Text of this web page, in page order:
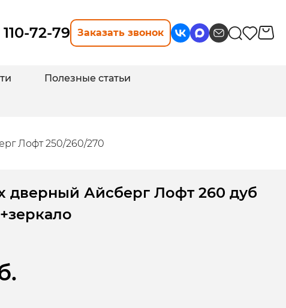
72-79 Заказать звонок
Полезные статьи
Лофт 250/260/270
дверный Айсберг Лофт 260 дуб